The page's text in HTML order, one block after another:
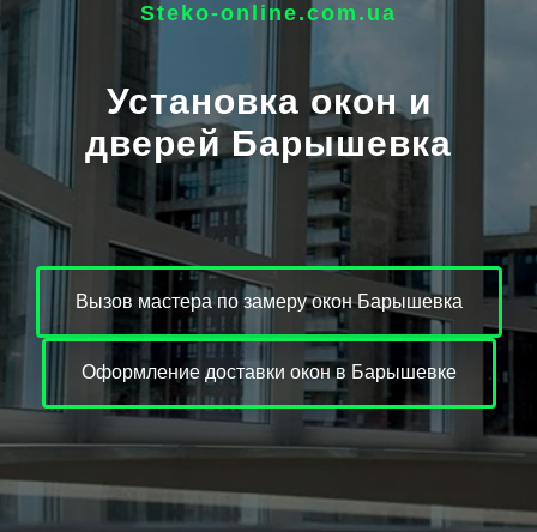
Steko-online.com.ua
Установка окон и
дверей Барышевка
Вызов мастера по замеру окон Барышевка
Оформление доставки окон в Барышевке